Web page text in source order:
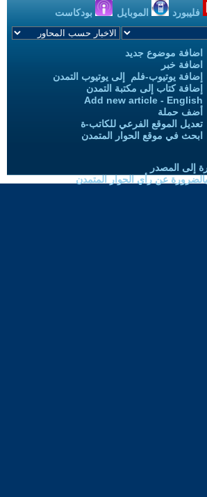
فليبورد الموبايل بودكاست
اضافة موضوع جديد
اضافة خبر
إضافة يوتيوب-فلم إلى يوتيوب التمدن
إضافة كتاب إلى مكتبة التمدن
Add new article - English
أضف حملة
تعديل الموقع الفرعي للكاتب-ة
ابحث في موقع الحوار المتمدن
إلى المصدر
عن رأي الحوار المتمدن